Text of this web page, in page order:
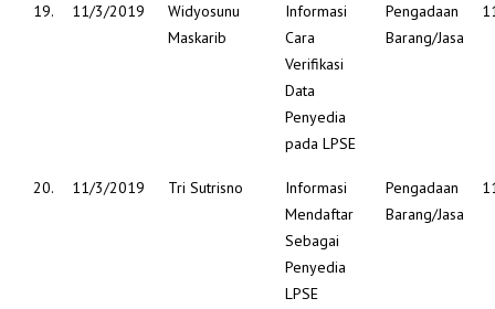
19. 11/3/2019
Widyosunu
Maskarib
Informasi
Cara
Verifikasi
Data
Penyedia
pada LPSE
Pengadaan
Barang/Jasa
20. 11/3/2019 Tri Sutrisno
Informasi
Mendaftar
Sebagai
Penyedia
LPSE
Pengadaan
Barang/Jasa